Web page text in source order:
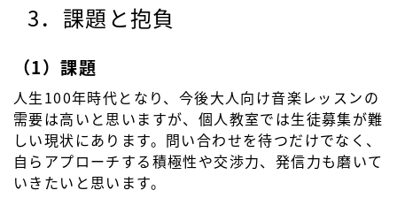
3．課題と抱負
（1）課題
人生100年時代となり、今後大人向け音楽レッスンの
需要は高いと思いますが、個人教室では生徒募集が難
しい現状にあります。問い合わせを待つだけでなく、
自らアプローチする積極性や交渉力、発信力も磨いて
いきたいと思います。